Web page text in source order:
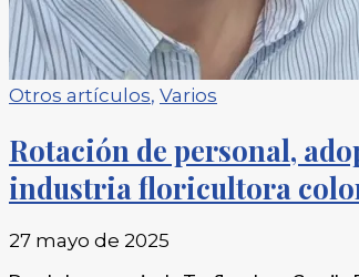
Otros artículos, Varios
Rotación de personal,
industria floricultora
27 mayo de 2025